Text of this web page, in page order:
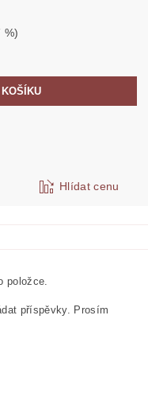
%)
Hlídat cenu
položce.
příspěvky. Prosím